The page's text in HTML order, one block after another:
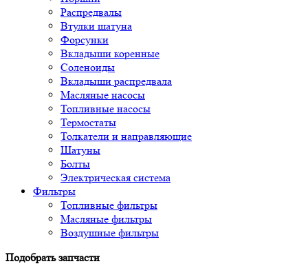
Распредвалы
Втулки шатуна
Форсунки
Вкладыши коренные
Соленоиды
Вкладыши распредвала
Масляные насосы
Топливные насосы
Термостаты
Толкатели и направляющие
Шатуны
Болты
Электрическая система
Фильтры
Топливные фильтры
Масляные фильтры
Воздушные фильтры
Подобрать запчасти